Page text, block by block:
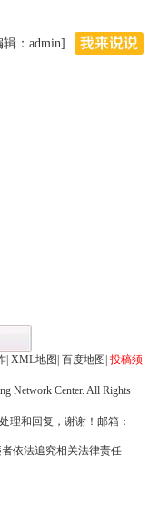
：admin]
| XML地图| 百度地图| 投稿须
Network Center. All Rights
理和回复，谢谢！邮箱：
依法追究相关法律责任